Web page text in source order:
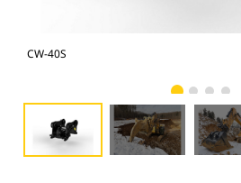
CW-40S